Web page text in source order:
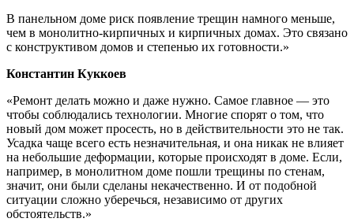
В панельном доме риск появление трещин намного меньше,
чем в монолитно-кирпичных и кирпичных домах. Это связано
с конструктивом домов и степенью их готовности.»
Константин Куккоев
«Ремонт делать можно и даже нужно. Самое главное — это
чтобы соблюдались технологии. Многие спорят о том, что
новый дом может просесть, но в действительности это не так.
Усадка чаще всего есть незначительная, и она никак не влияет
на небольшие деформации, которые происходят в доме. Если,
например, в монолитном доме пошли трещины по стенам,
значит, они были сделаны некачественно. И от подобной
ситуации сложно уберечься, независимо от других
обстоятельств.»